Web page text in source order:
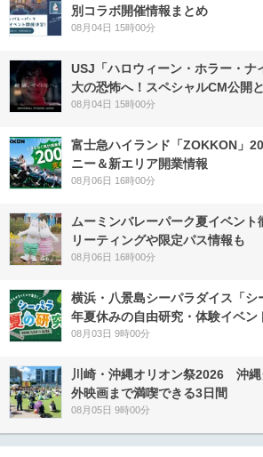
別コラボ開催情報まとめ
08月04日 15時00分
USJ「ハロウィーン・ホラー・ナ
大の恐怖へ！スペシャルCM公開
08月04日 15時00分
富士急ハイランド「ZOKKON」
ニー＆新エリア開業情報
08月06日 16時00分
ムーミンバレーパーク夏イベン
リーティングや限定パス情報も
08月06日 16時00分
横浜・八景島シーパラダイス「
年夏休みの自由研究・体験イベン
08月03日 9時00分
川崎・沖縄オリオン祭2026 沖
外映画まで満喫できる3日間
08月05日 9時00分